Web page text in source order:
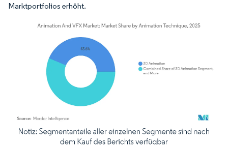
Marktportfolios erhöht.
Bild © Mordor Intelligence. Wiederverwendung erfordert Namensnennung